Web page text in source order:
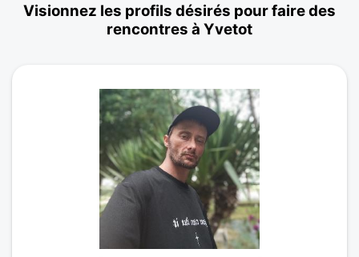
Visionnez les profils désirés pour faire des
rencontres à Yvetot